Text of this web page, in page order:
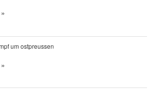
um ostpreussen